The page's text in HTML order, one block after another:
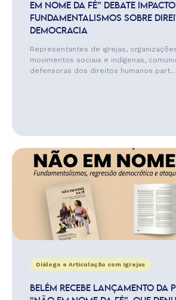
EM NOME DA FÉ” DEBATE
FUNDAMENTALISMOS SOBRE
DEMOCRACIA
Representantes de igrejas,
movimentos sociais e indígenas,
defensoras dos direitos humanos part...
Diálogo e Articulação com Igrejas
BELÉM RECEBE LANÇAMENTO DA